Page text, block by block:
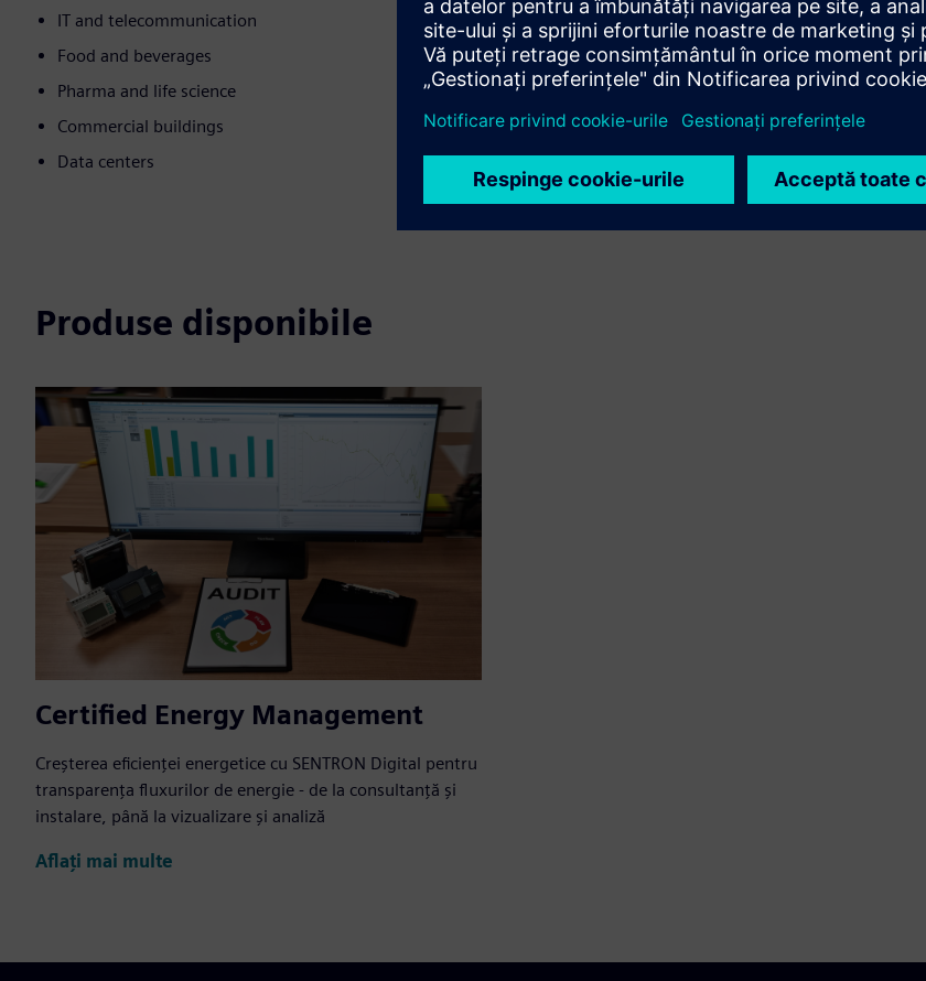
IT and telecommunication
Food and beverages
Pharma and life science
Commercial buildings
Data centers
Oferă un serviciu pentru un produs/soluție Siemens
Xcelerator care ajută clientul să îl implementeze, să îl
integreze, să îl opereze sau să îl întrețină
Produse disponibile
Certified Energy Management
Creșterea eficienței energetice cu SENTRON Digital pentru
transparența fluxurilor de energie - de la consultanță și
instalare, până la vizualizare și analiză
Aflați mai multe